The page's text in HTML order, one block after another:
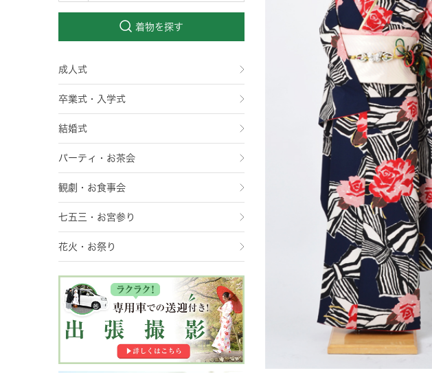
着物を探す
成人式
卒業式・入学式
結婚式
パーティ・お茶会
観劇・お食事会
七五三・お宮参り
花火・お祭り